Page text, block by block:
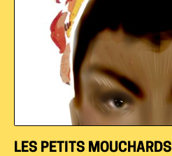
LES PETITS MOUCHARDS